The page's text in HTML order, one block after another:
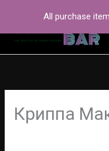
content
Криппа
All purchase